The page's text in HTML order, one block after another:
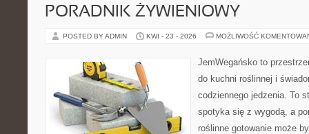
PORADNIK ŻYWIENIOWY
POSTED BY ADMIN KWI - 23 - 2026 MOŻLIWOŚĆ
JemWegańsko to
do kuchni roślinnej i
codziennego jedzenia. To
spotyka się z wygodą, a
roślinne gotowanie może